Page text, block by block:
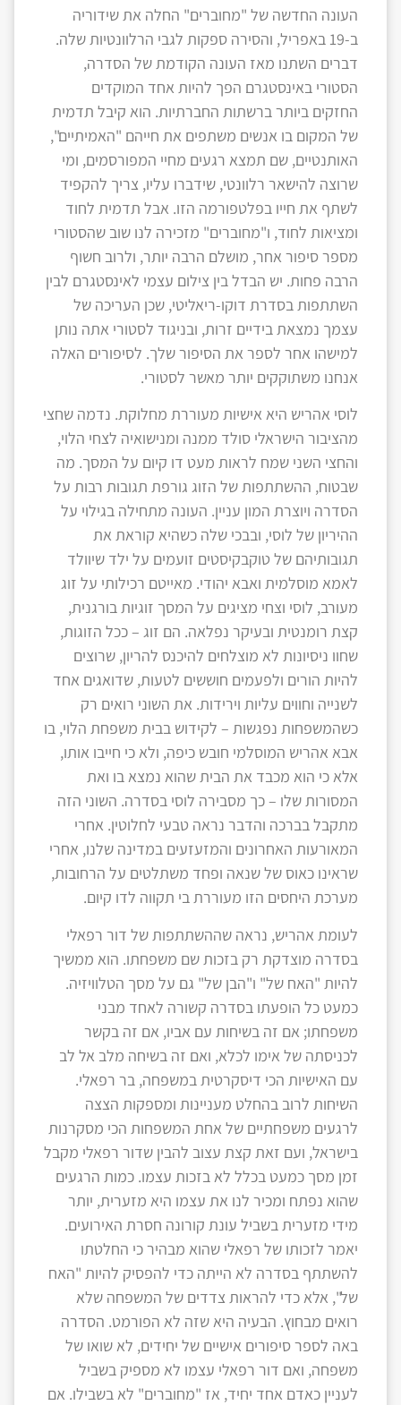
העונה החדשה של "מחוברים" החלה את שידוריה
ב-19 באפריל, והסירה ספקות לגבי הרלוונטיות שלה.
דברים השתנו מאז העונה הקודמת של הסדרה,
הסטורי באינסטגרם הפך להיות אחד המוקדים
החזקים ביותר ברשתות החברתיות. הוא קיבל תדמית
של המקום בו אנשים משתפים את חייהם "האמיתיים",
האותנטיים, שם תמצא רגעים מחיי המפורסמים, ומי
שרוצה להישאר רלוונטי, שידברו עליו, צריך להקפיד
לשתף את חייו בפלטפורמה הזו. אבל תדמית לחוד
ומציאות לחוד, ו"מחוברים" מזכירה לנו שוב שהסטורי
מספר סיפור אחר, מושלם הרבה יותר, ולרוב חשוף
הרבה פחות. יש הבדל בין צילום עצמי לאינסטגרם לבין
השתתפות בסדרת דוקו-ריאליטי, שכן העריכה של
עצמך נמצאת בידיים זרות, ובניגוד לסטורי אתה נותן
למישהו אחר לספר את הסיפור שלך. לסיפורים האלה
אנחנו משתוקקים יותר מאשר לסטורי.
לוסי אהריש היא אישיות מעוררת מחלוקת. נדמה שחצי
מהציבור הישראלי סולד ממנה ומנישואיה לצחי הלוי,
והחצי השני שמח לראות מעט דו קיום על המסך. מה
שבטוח, ההשתתפות של הזוג גורפת תגובות רבות על
הסדרה ויוצרת המון עניין. העונה מתחילה בגילוי על
ההיריון של לוסי, ובבכי שלה כשהיא קוראת את
תגובותיהם של טוקבקיסטים זועמים על ילד שיוולד
לאמא מוסלמית ואבא יהודי. מאייטם רכילותי על זוג
מעורב, לוסי וצחי מציגים על המסך זוגיות בורגנית,
קצת רומנטית ובעיקר נפלאה. הם זוג – ככל הזוגות,
שחוו ניסיונות לא מוצלחים להיכנס להריון, שרוצים
להיות הורים ולפעמים חוששים לטעות, שדואגים אחד
לשנייה וחווים עליות וירידות. את השוני רואים רק
כשהמשפחות נפגשות – לקידוש בבית משפחת הלוי, בו
אבא אהריש המוסלמי חובש כיפה, ולא כי חייבו אותו,
אלא כי הוא מכבד את הבית שהוא נמצא בו ואת
המסורות שלו – כך מסבירה לוסי בסדרה. השוני הזה
מתקבל בברכה והדבר נראה טבעי לחלוטין. אחרי
המאורעות האחרונים והמזעזעים במדינה שלנו, אחרי
שראינו כאוס של שנאה ופחד משתלטים על הרחובות,
מערכת היחסים הזו מעוררת בי תקווה לדו קיום.
לעומת אהריש, נראה שההשתתפות של דור רפאלי
בסדרה מוצדקת רק בזכות שם משפחתו. הוא ממשיך
להיות "האח של" ו"הבן של" גם על מסך הטלוויזיה.
כמעט כל הופעתו בסדרה קשורה לאחד מבני
משפחתו; אם זה בשיחות עם אביו, אם זה בקשר
לכניסתה של אימו לכלא, ואם זה בשיחה מלב אל לב
עם האישיות הכי דיסקרטית במשפחה, בר רפאלי.
השיחות לרוב בהחלט מעניינות ומספקות הצצה
לרגעים משפחתיים של אחת המשפחות הכי מסקרנות
בישראל, ועם זאת קצת עצוב להבין שדור רפאלי מקבל
זמן מסך כמעט בכלל לא בזכות עצמו. כמות הרגעים
שהוא נפתח ומכיר לנו את עצמו היא מזערית, יותר
מידי מזערית בשביל עונת קורונה חסרת האירועים.
יאמר לזכותו של רפאלי שהוא מבהיר כי החלטתו
להשתתף בסדרה לא הייתה כדי להפסיק להיות "האח
של", אלא כדי להראות צדדים של המשפחה שלא
רואים מבחוץ. הבעיה היא שזה לא הפורמט. הסדרה
באה לספר סיפורים אישיים של יחידים, לא שואו של
משפחה, ואם דור רפאלי עצמו לא מספיק בשביל
לעניין כאדם אחד יחיד, אז "מחוברים" לא בשבילו. אם